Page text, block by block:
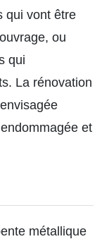
qui vont être
ou
qui
La rénovation
et
métallique